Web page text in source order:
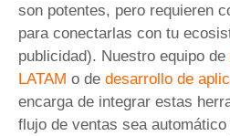
son potentes, pero requieren
para conectarlas con tu
publicidad). Nuestro equipo de
LATAM o de desarrollo de
encarga de integrar estas
flujo de ventas sea